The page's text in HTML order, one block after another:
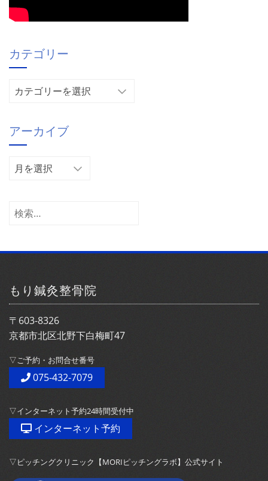
カテゴリー
リ
ー
アーカイブ
ア
イ
検
もり鍼灸整骨院
〒603-8326
京都市北区北野下白梅町47
▽ご予約・お問合せ番号
075-432-7079
▽インターネット予約24時間受付中
インターネット予約
▽ピッチングクリニック【MORIピッチングラボ】公式サイト